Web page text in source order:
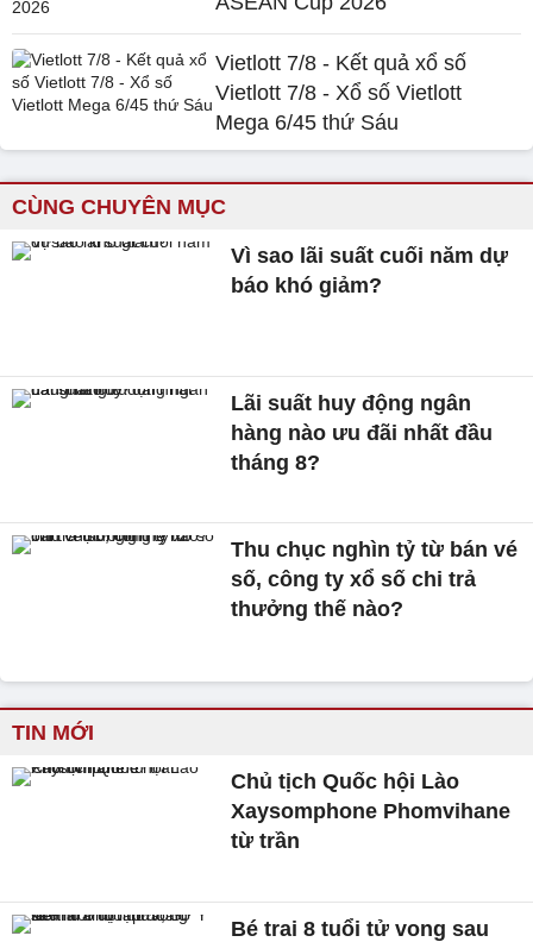
Vietlott 7/8 - Kết quả xổ số
Vietlott 7/8 - Xổ số Vietlott
Mega 6/45 thứ Sáu
CÙNG CHUYÊN MỤC
Vì sao lãi suất cuối năm dự
báo khó giảm?
Lãi suất huy động ngân
hàng nào ưu đãi nhất đầu
tháng 8?
Thu chục nghìn tỷ từ bán vé
số, công ty xổ số chi trả
thưởng thế nào?
TIN MỚI
Chủ tịch Quốc hội Lào
Xaysomphone Phomvihane
từ trần
Bé trai 8 tuổi tử vong sau